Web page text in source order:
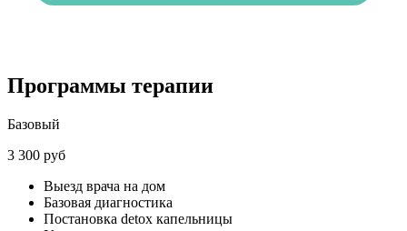
Программы терапии
Базовый
3 300 руб
Выезд врача на дом
Базовая диагностика
Постановка detox капельницы